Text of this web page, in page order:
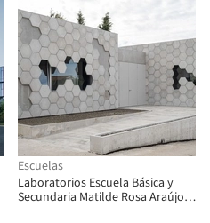
Escuelas
Laboratorios Escuela Básica y
Secundaria Matilde Rosa Araújo /